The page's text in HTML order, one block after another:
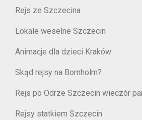
Rejs ze Szczecina
Lokale weselne Szczecin
Animacje dla dzieci Kraków
Skąd rejsy na Bornholm?
Rejs po Odrze Szczecin wieczór
Rejsy statkiem Szczecin